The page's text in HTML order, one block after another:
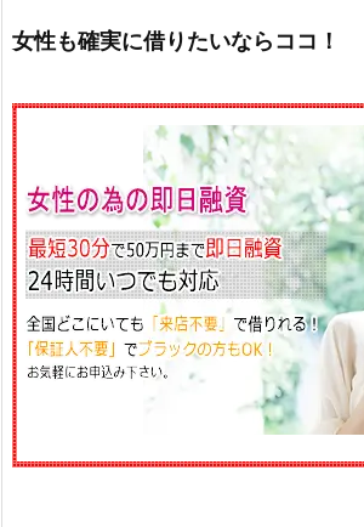
女性も確実に借りたいならココ！